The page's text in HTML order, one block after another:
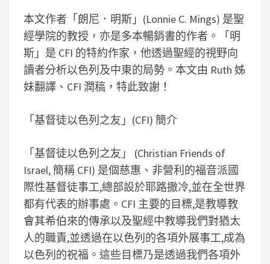
本文作者「朗尼．明斯」(Lonnie C. Mings) 是聖
經學院的教授，亦是多本暢銷書的作者。「明
斯」是 CFI 的特約作家，他透過聖經的視野向
讀者分析以色列及中東的局勢。本文由 Ruth 姊
妹翻譯、CFI 潤稿，特此致謝！
「基督徒以色列之友」(CFI) 簡介
「基督徒以色列之友」 (Christian Friends of
Israel, 簡稱 CFI) 是個慈惠、非營利的福音派國
際性基督徒事工,總部設於耶路撒冷,並在全世界
都有代表的辦事處。CFI 主要的目標,是教導教
會其希伯來的傳承以及聖經中教導我們對猶太
人的職責,並透過在以色列的各項外展事工,成為
以色列的祝福。這些目標乃是透過我們各項外